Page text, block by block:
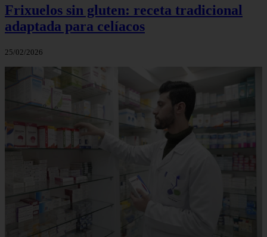
Frixuelos sin gluten: receta tradicional
adaptada para celíacos
25/02/2026